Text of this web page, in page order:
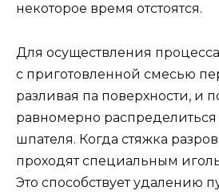
некоторое время отстоятся.
Для осуществления
с приготовленной смесью
разливая па поверхности, и
равномерно
шпателя. Когда стяжка
проходят специальным
Это способствует удалению